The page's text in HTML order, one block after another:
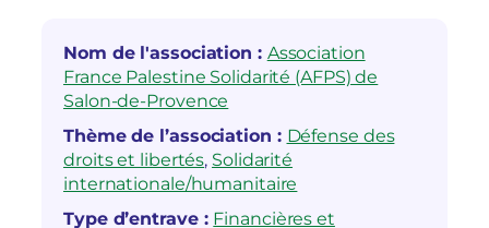
Nom de l'association : Association
France Palestine Solidarité (AFPS) de
Salon-de-Provence
Thème de l’association : Défense des
droits et libertés, Solidarité
internationale/humanitaire
Type d’entrave : Financières et